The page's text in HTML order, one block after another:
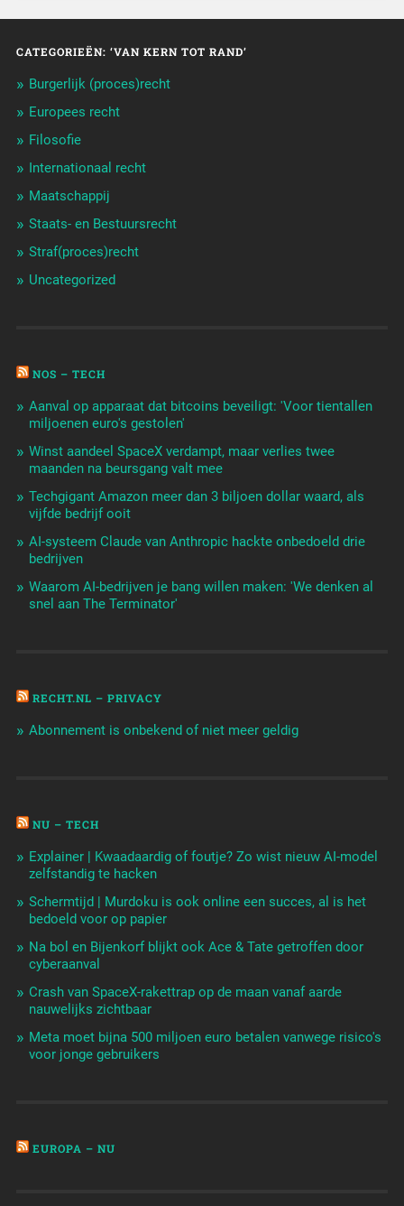
CATEGORIEËN: ‘VAN KERN TOT RAND’
Burgerlijk (proces)recht
Europees recht
Filosofie
Internationaal recht
Maatschappij
Staats- en Bestuursrecht
Straf(proces)recht
Uncategorized
NOS – TECH
Aanval op apparaat dat bitcoins beveiligt: 'Voor tientallen
miljoenen euro's gestolen'
Winst aandeel SpaceX verdampt, maar verlies twee
maanden na beursgang valt mee
Techgigant Amazon meer dan 3 biljoen dollar waard, als
vijfde bedrijf ooit
AI-systeem Claude van Anthropic hackte onbedoeld drie
bedrijven
Waarom AI-bedrijven je bang willen maken: 'We denken al
snel aan The Terminator'
RECHT.NL – PRIVACY
Abonnement is onbekend of niet meer geldig
NU – TECH
Explainer | Kwaadaardig of foutje? Zo wist nieuw AI-model
zelfstandig te hacken
Schermtijd | Murdoku is ook online een succes, al is het
bedoeld voor op papier
Na bol en Bijenkorf blijkt ook Ace & Tate getroffen door
cyberaanval
Crash van SpaceX-rakettrap op de maan vanaf aarde
nauwelijks zichtbaar
Meta moet bijna 500 miljoen euro betalen vanwege risico's
voor jonge gebruikers
EUROPA – NU